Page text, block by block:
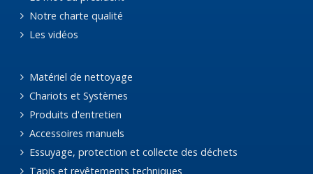
Notre charte qualité
Les vidéos
Matériel de nettoyage
Chariots et Systèmes
Produits d'entretien
Accessoires manuels
Essuyage, protection et collecte des déchets
Tapis et revêtements techniques